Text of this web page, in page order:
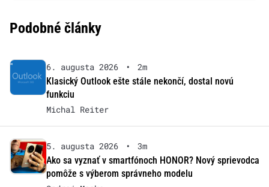
Podobné články
6. augusta 2026 •
2m
Klasický Outlook ešte stále nekončí, dostal novú
funkciu
Michal Reiter
5. augusta 2026 •
3m
Ako sa vyznať v smartfónoch HONOR? Nový sprievodca
pomôže s výberom správneho modelu